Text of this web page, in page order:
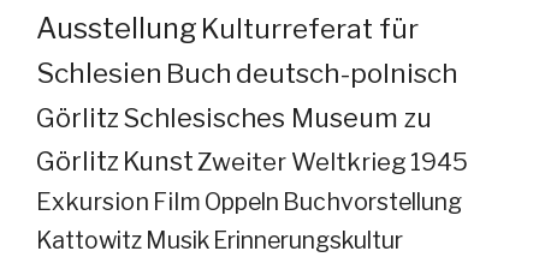
Ausstellung Kulturreferat für
Schlesien Buch deutsch-polnisch
GörlitzSchlesisches Museum zu
Görlitz KunstZweiter Weltkrieg 1945
Exkursion Film Oppeln Buchvorstellung
Kattowitz Musik Erinnerungskultur